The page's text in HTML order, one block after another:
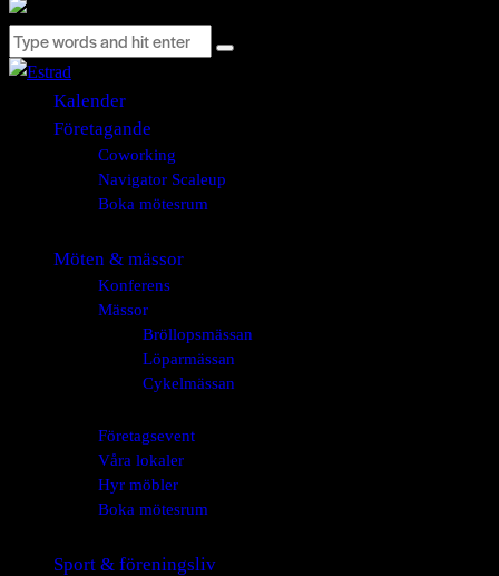
Kalender
Företagande
Coworking
Navigator Scaleup
Boka mötesrum
Möten & mässor
Konferens
Mässor
Bröllopsmässan
Löparmässan
Cykelmässan
Företagsevent
Våra lokaler
Hyr möbler
Boka mötesrum
Sport & föreningsliv